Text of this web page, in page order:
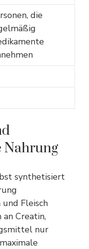
die
Nahrung
synthetisiert
Fleisch
Creatin,
nur